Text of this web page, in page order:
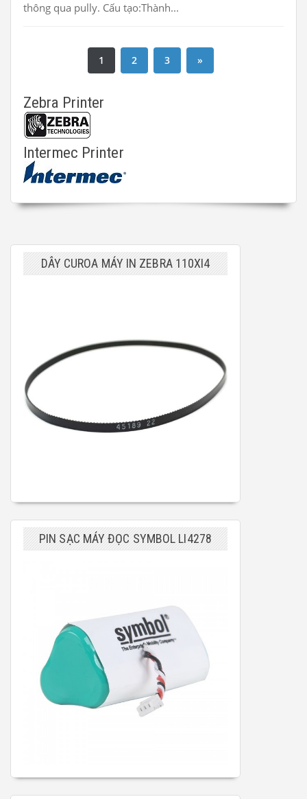
thông qua pully. Cấu tạo:Thành...
1 2 3 »
Zebra Printer
Intermec Printer
DÂY CUROA MÁY IN ZEBRA 110XI4
PIN SẠC MÁY ĐỌC SYMBOL LI4278